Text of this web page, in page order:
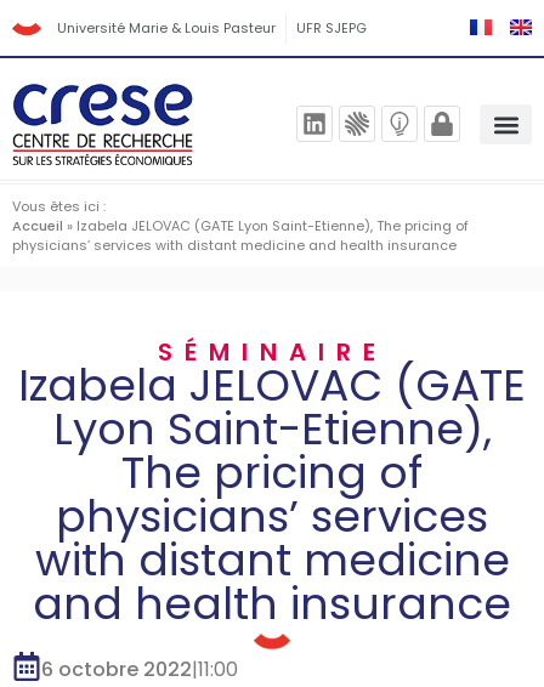
Université Marie & Louis Pasteur UFR SJEPG
Vous êtes ici :
Accueil » Izabela JELOVAC (GATE Lyon Saint-Etienne), The pricing of
physicians’ services with distant medicine and health insurance
SÉMINAIRE
Izabela JELOVAC (GATE
Lyon Saint-Etienne),
The pricing of
physicians’ services
with distant medicine
and health insurance
6 octobre 2022|11:00